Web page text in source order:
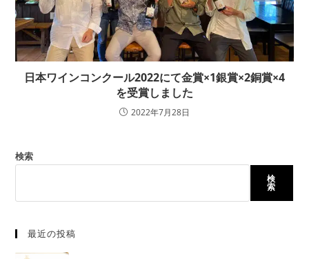
日本ワインコンクール2022にて金賞×1銀賞×2銅賞×4
を受賞しました
2022年7月28日
検索
検
索
最近の投稿